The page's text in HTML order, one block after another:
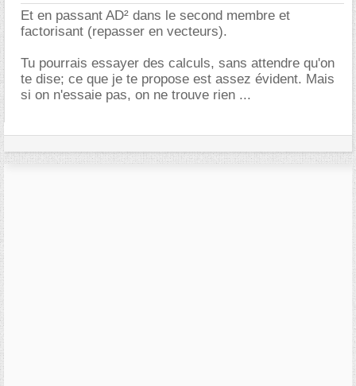
Et en passant AD² dans le second membre et
factorisant (repasser en vecteurs).
Tu pourrais essayer des calculs, sans attendre qu'on
te dise; ce que je te propose est assez évident. Mais
si on n'essaie pas, on ne trouve rien ...